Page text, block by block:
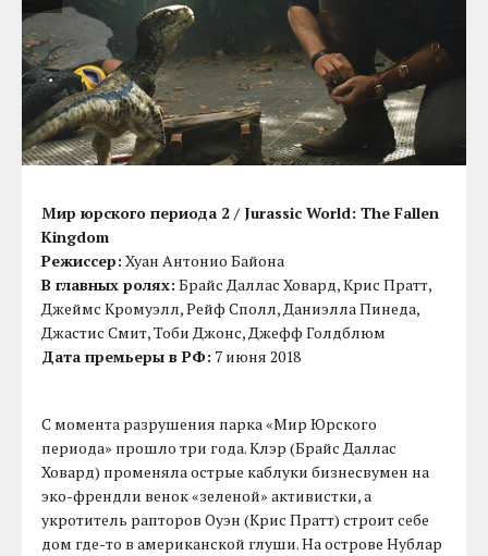
Мир юрского периода 2 / Jurassic World: The Fallen
Kingdom
Режиссер: Хуан Антонио Байона
В главных ролях: Брайс Даллас Ховард, Крис Пратт,
Джеймс Кромуэлл, Рейф Сполл, Даниэлла Пинеда,
Джастис Смит, Тоби Джонс, Джефф Голдблюм
Дата премьеры в РФ: 7 июня 2018
С момента разрушения парка «Мир Юрского
периода» прошло три года. Клэр (Брайс Даллас
Ховард) променяла острые каблуки бизнесвумен на
эко-френдли венок «зеленой» активистки, а
укротитель рапторов Оуэн (Крис Пратт) строит себе
дом где-то в американской глуши. На острове Нублар